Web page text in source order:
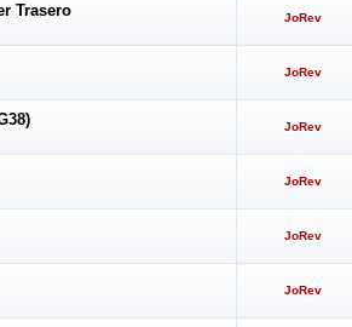
Trasero JoRev
JoRev
JoRev
JoRev
JoRev
JoRev